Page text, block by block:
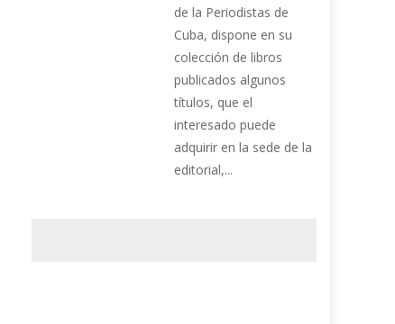
de la Periodistas de
Cuba, dispone en su
colección de libros
publicados algunos
títulos, que el
interesado puede
adquirir en la sede de la
editorial,...